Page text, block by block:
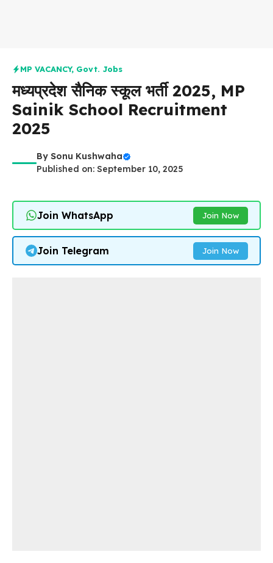
MP VACANCY, Govt. Jobs
मध्यप्रदेश सैनिक स्कूल भर्ती 2025, MP
Sainik School Recruitment
2025
By Sonu Kushwaha
Published on: September 10, 2025
Join WhatsApp Join Now
Join Telegram Join Now